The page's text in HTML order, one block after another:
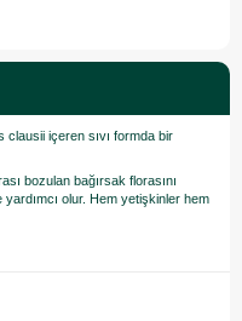
içeren sıvı formda bir
bozulan bağırsak florasını
olur. Hem yetişkinler hem